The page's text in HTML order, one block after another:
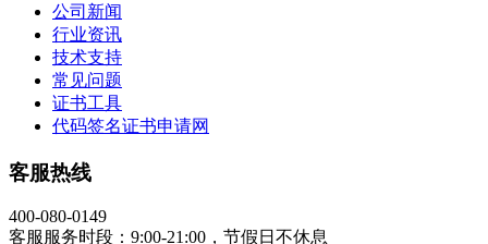
公司新闻
行业资讯
技术支持
常见问题
证书工具
代码签名证书申请网
客服热线
400-080-0149
客服服务时段：9:00-21:00，节假日不休息